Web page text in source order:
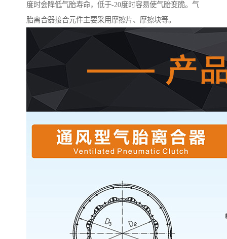
度时会降低气胎寿命，低于-20度时容易使气胎变脆。气
胎离合器接合元件主要采用摩擦片、摩擦块等。